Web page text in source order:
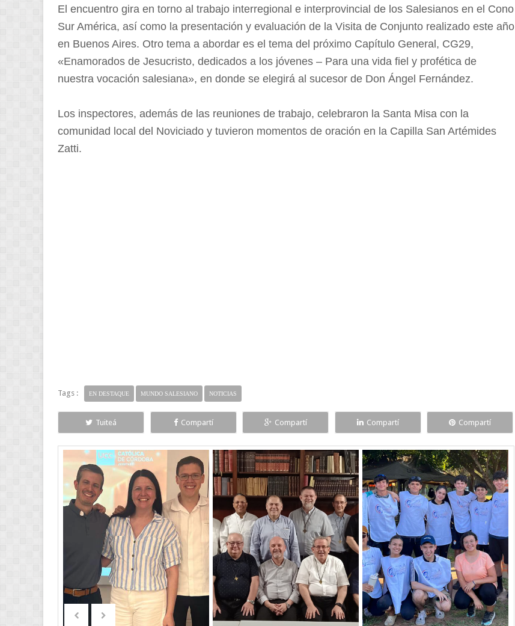
El encuentro gira en torno al trabajo interregional e interprovincial de los Salesianos en el Cono
Sur América, así como la presentación y evaluación de la Visita de Conjunto realizado este año
en Buenos Aires. Otro tema a abordar es el tema del próximo Capítulo General, CG29,
⁠⁠⁠«Enamorados de Jesucristo, dedicados a los jóvenes – Para una vida fiel y profética de
nuestra vocación salesiana», en donde se elegirá al sucesor de Don Ángel Fernández.
Los inspectores, además de las reuniones de trabajo, celebraron la Santa Misa con la
comunidad local del Noviciado y tuvieron momentos de oración en la Capilla San Artémides
Zatti.
Tags : EN DESTAQUE MUNDO SALESIANO NOTICIAS
Tuiteá Compartí Compartí Compartí Compartí